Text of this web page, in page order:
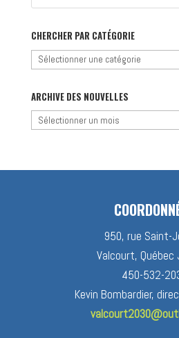
CHERCHER PAR CATÉGORIE
Chercher
catégorie
ARCHIVE DES NOUVELLES
Archive
950, rue Saint-
Valcourt, Québec
450-532-
Kevin Bombardier,